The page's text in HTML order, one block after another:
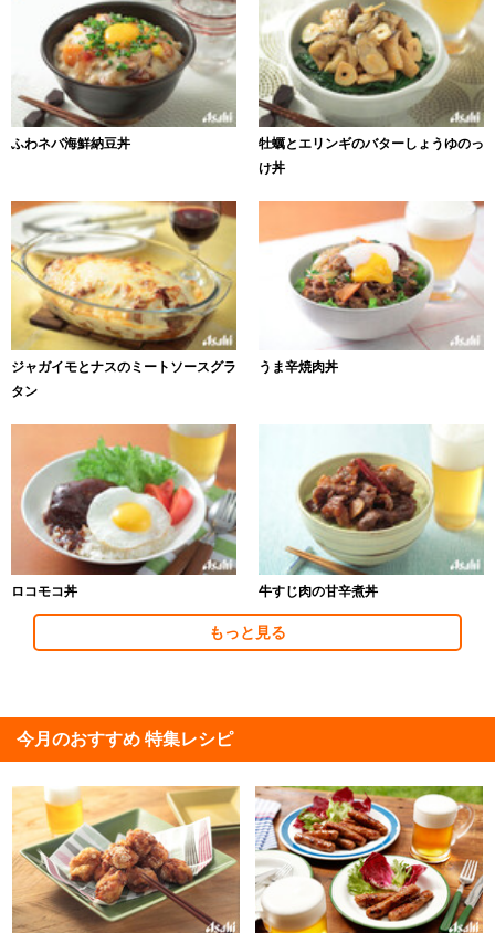
ふわネバ海鮮納豆丼
牡蠣とエリンギのバターしょうゆのっ
け丼
ジャガイモとナスのミートソースグラ
タン
うま辛焼肉丼
ロコモコ丼 牛すじ肉の甘辛煮丼
もっと見る
今月のおすすめ 特集レシピ